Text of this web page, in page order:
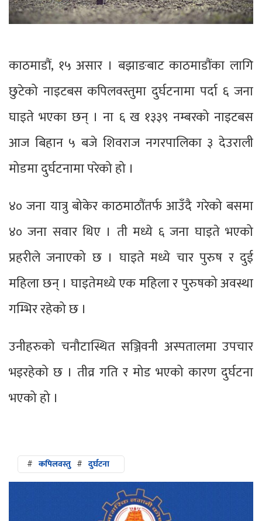
काठमाडौं, १५ असार । बझाङबाट काठमाडौंका लागि
छुटेको नाइटबस कपिलवस्तुमा दुर्घटनामा पर्दा ६ जना
घाइते भएका छन् । ना ६ ख १३३९ नम्बरको नाइटबस
आज बिहान ५ बजे शिवराज नगरपालिका ३ देउराली
मोडमा दुर्घटनामा परेको हो ।
४० जना यात्रु बोकेर काठमाठौंतर्फ आउँदै गरेको बसमा
४० जना सवार थिए । ती मध्ये ६ जना घाइते भएको
प्रहरीले जनाएको छ । घाइते मध्ये चार पुरुष र दुई
महिला छन् । घाइतेमध्ये एक महिला र पुरुषको अवस्था
गम्भिर रहेको छ ।
उनीहरुको चनौटास्थित सञ्जिवनी अस्पतालमा उपचार
भइरहेको छ । तीव्र गति र मोड भएको कारण दुर्घटना
भएको हो ।
# कपिलवस्तु # दुर्घटना